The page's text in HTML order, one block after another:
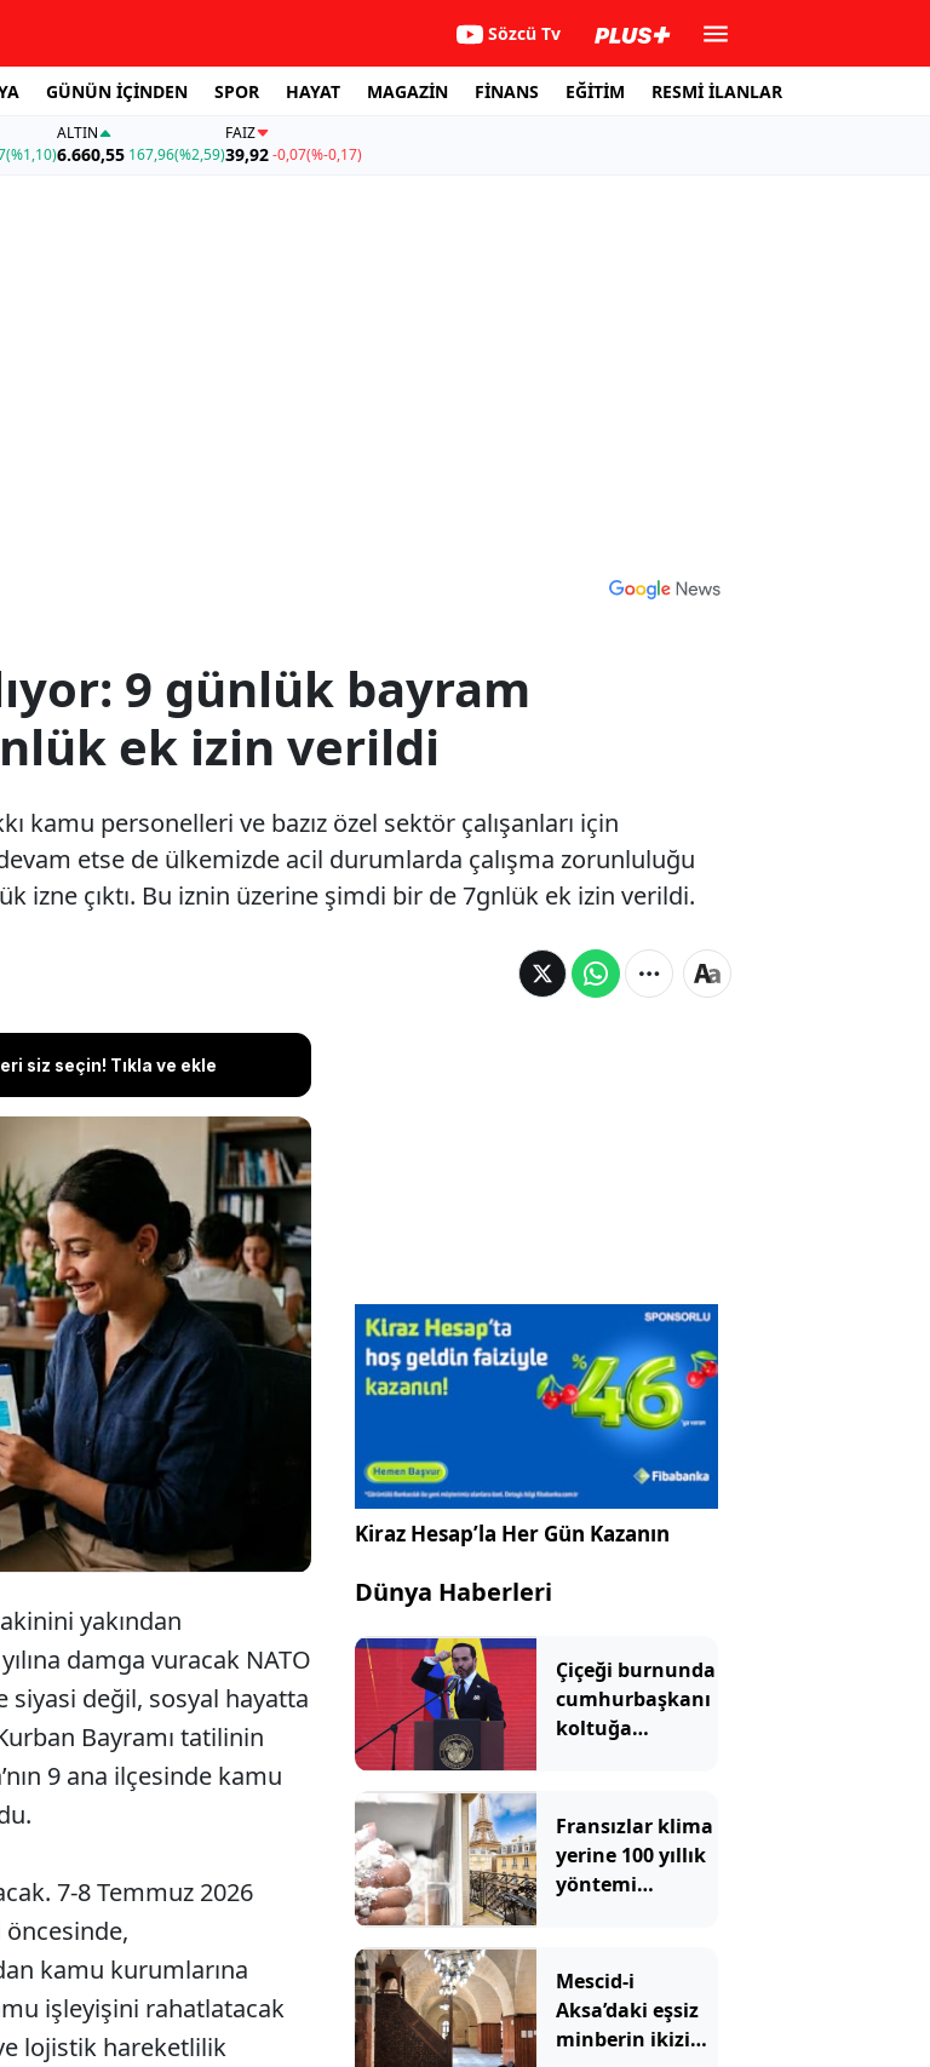
Sözcü Tv
GÜNÜN İÇİNDEN SPOR HAYAT MAGAZİN FİNANS EĞİTİM RESMİ İLANLAR
(%1,10)
ALTIN
6.660,55 167,96(%2,59)
FAİZ
39,92-0,07(%-0,17)
9 günlük bayram
ek izin verildi
kamu personelleri ve bazız özel sektör çalışanları için
etse de ülkemizde acil durumlarda çalışma zorunluluğu
izne çıktı. Bu iznin üzerine şimdi bir de 7gnlük ek izin verildi.
siz seçin! Tıkla ve ekle
tatil hakkı kamu personelleri ve
Özel sektörde çalışma
durumlarda çalışma
memurlar 9 günlük izne
ek izin verildi.
yakından
damga vuracak NATO
siyasi değil, sosyal hayatta
Bayramı tatilinin
9 ana ilçesinde kamu
7-8 Temmuz 2026
kamu kurumlarına
işleyişini rahatlatacak
lojistik hareketlilik
Kiraz Hesap’la Her Gün Kazanın
Dünya Haberleri
Çiçeği burnunda
cumhurbaşkanı
koltuğa
başkentini
gözden çıkardı
Fransızlar klima
yerine 100 yıllık
yöntemi
derece birden
serinliyor
Mescid-i
Aksa’daki eşsiz
minberin ikizi